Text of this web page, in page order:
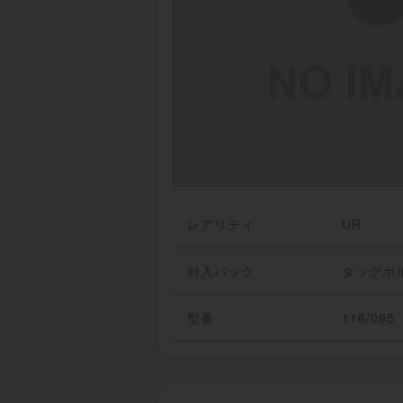
レアリティ UR
封入パック タッグボ
型番 116/095